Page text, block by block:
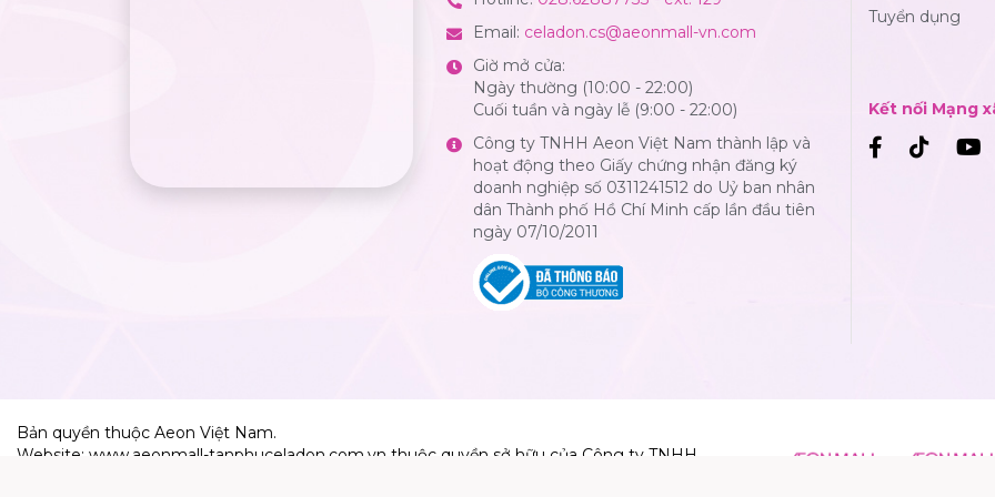
Email: celadon.cs@aeonmall-vn.com
Giờ mở cửa:
Ngày thường (10:00 - 22:00)
Cuối tuần và ngày lễ (9:00 - 22:00)
Công ty TNHH Aeon Việt Nam thành lập và
hoạt động theo Giấy chứng nhận đăng ký
doanh nghiệp số 0311241512 do Uỷ ban nhân
dân Thành phố Hồ Chí Minh cấp lần đầu tiên
ngày 07/10/2011
Tuyển dụng
Kết nối Mạng
Bản quyền thuộc Aeon Việt Nam.
Website: www.aeonmall-tanphuceladon.com.vn thuộc quyền sở hữu của Công ty TNHH